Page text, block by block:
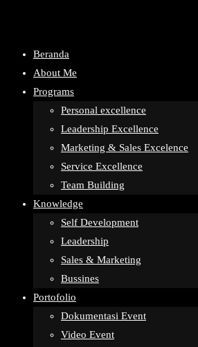
Beranda
About Me
Programs
Personal excellence
Leadership Excellence
Marketing & Sales Excelence
Service Excellence
Team Building
Knowledge
Self Development
Leadership
Sales & Marketing
Bussines
Portofolio
Dokumentasi Event
Video Event